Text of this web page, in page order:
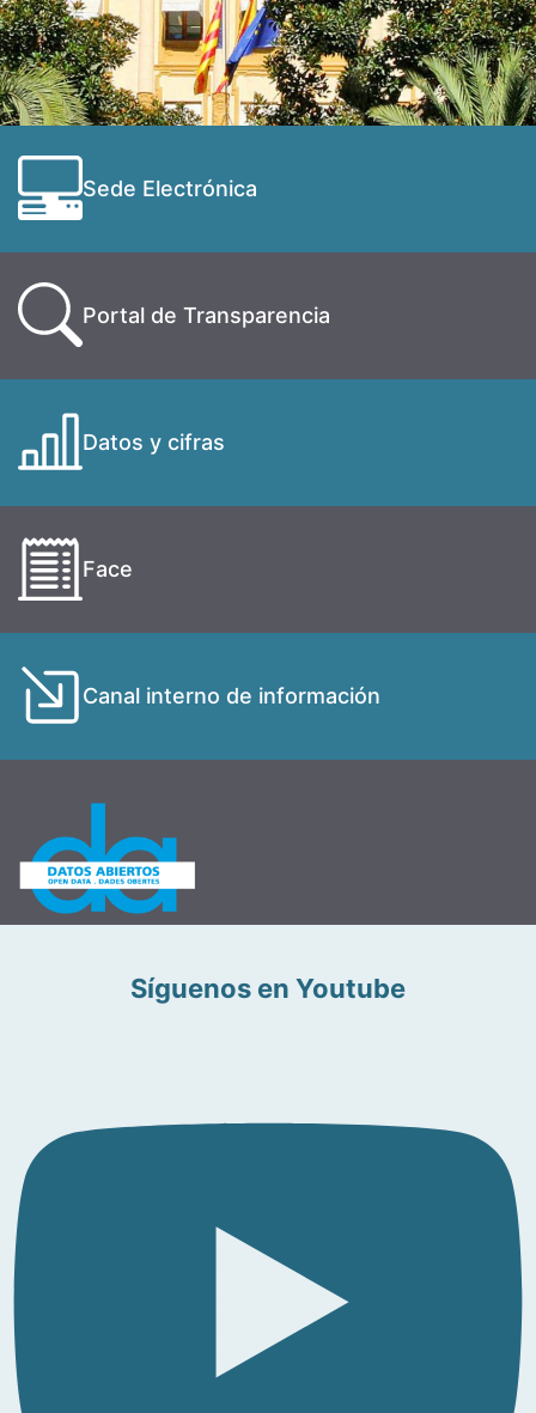
Sede Electrónica
Portal de Transparencia
Datos y cifras
Face
Canal interno de información
Síguenos en Youtube